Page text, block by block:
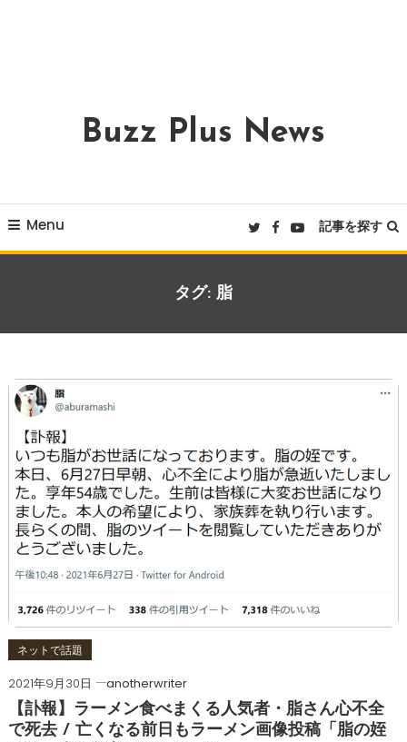
Buzz Plus News
Menu 記事を探す
タグ: 脂
ネットで話題
2021年9月30日
anotherwriter
【訃報】ラーメン食べまくる人気者・脂さん心不全
で死去 / 亡くなる前日もラーメン画像投稿「脂の姪